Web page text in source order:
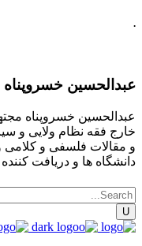
.
عبدالحسین خسروپناه
عبدالحسین خسروپناه
خارج فقه نظام ولایی و
و مقالات فلسفی و
دانشگاه ها و دریافت